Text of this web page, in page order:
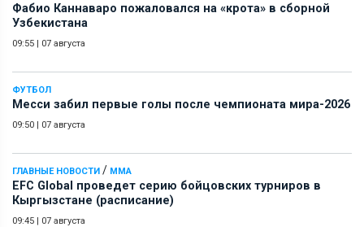
Фабио Каннаваро пожаловался на «крота» в сборной
Узбекистана
09:55 | 07 августа
ФУТБОЛ
Месси забил первые голы после чемпионата мира-2026
09:50 | 07 августа
ГЛАВНЫЕ НОВОСТИ / ММА
EFC Global проведет серию бойцовских турниров в
Кыргызстане (расписание)
09:45 | 07 августа